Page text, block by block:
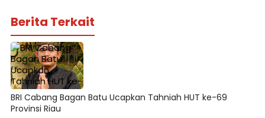
Berita Terkait
BRI Cabang Bagan Batu Ucapkan Tahniah HUT ke-69
Provinsi Riau